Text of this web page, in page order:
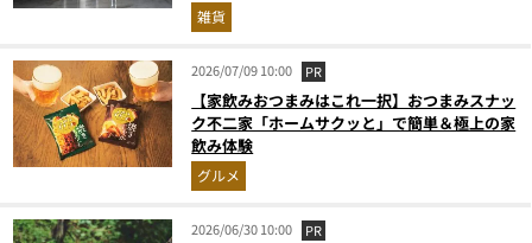
雑貨
2026/07/09 10:00 PR
【家飲みおつまみはこれ一択】おつまみスナッ
ク不二家「ホームサクッと」で簡単＆極上の家
飲み体験
グルメ
2026/06/30 10:00 PR